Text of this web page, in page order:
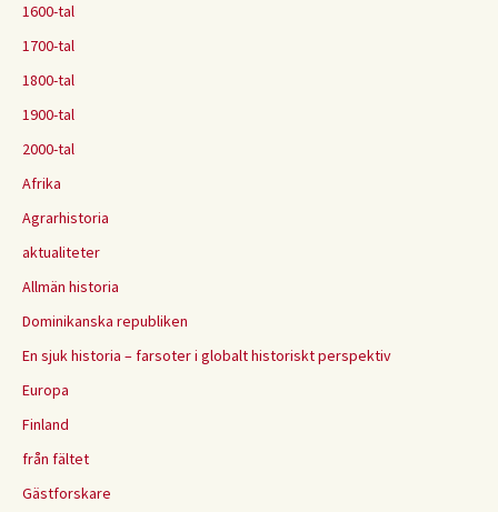
1600-tal
1700-tal
1800-tal
1900-tal
2000-tal
Afrika
Agrarhistoria
aktualiteter
Allmän historia
Dominikanska republiken
En sjuk historia – farsoter i globalt historiskt perspektiv
Europa
Finland
från fältet
Gästforskare